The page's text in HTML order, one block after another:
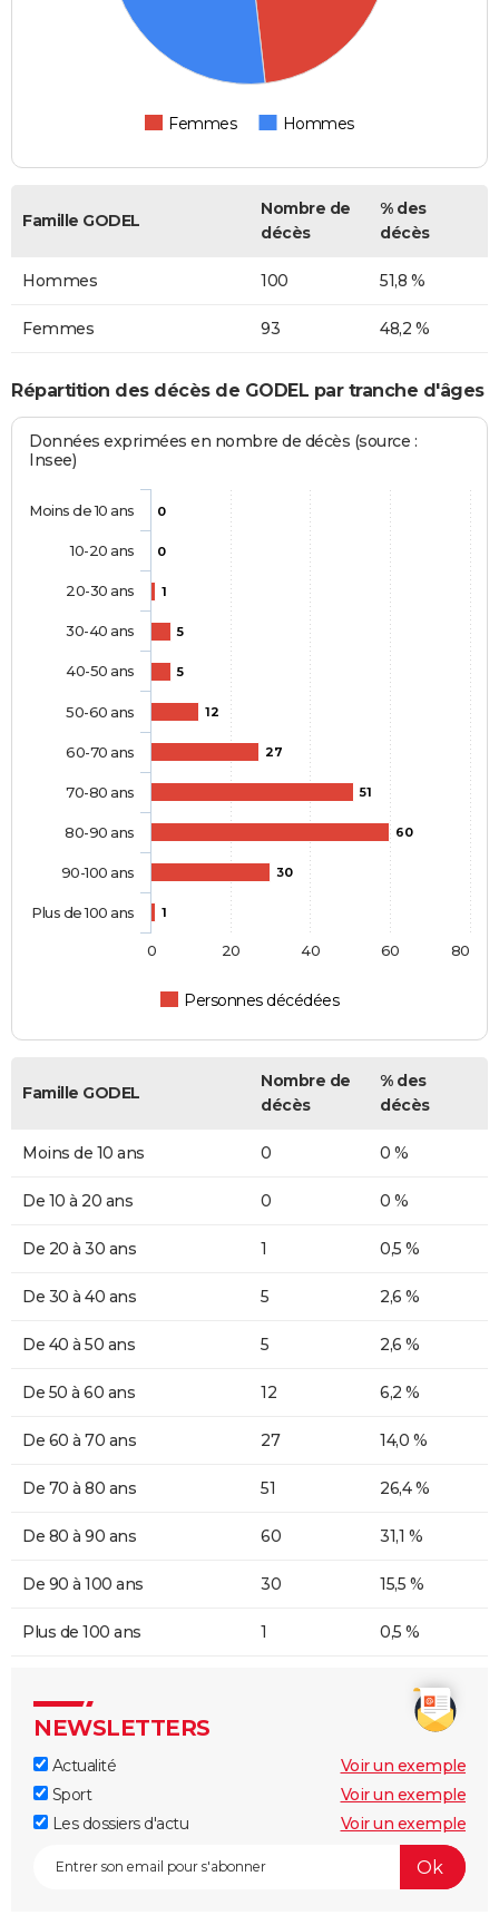
Femmes Hommes
Famille GODEL
Nombre de
décès
% des
décès
Hommes 100 51,8 %
Femmes 93 48,2 %
Répartition des décès de GODEL par tranche d'âges
Données exprimées en nombre de décès (source :
Insee)
0
0
1
5
5
12
27
51
60
30
1
Personnes décédées
Moins de 10 ans
10-20 ans
20-30 ans
30-40 ans
40-50 ans
50-60 ans
60-70 ans
70-80 ans
80-90 ans
90-100 ans
Plus de 100 ans
0 20 40 60 80
Famille GODEL
Nombre de
décès
% des
décès
Moins de 10 ans 0 0 %
De 10 à 20 ans 0 0 %
De 20 à 30 ans 1 0,5 %
De 30 à 40 ans 5 2,6 %
De 40 à 50 ans 5 2,6 %
De 50 à 60 ans 12 6,2 %
De 60 à 70 ans 27 14,0 %
De 70 à 80 ans 51 26,4 %
De 80 à 90 ans 60 31,1 %
De 90 à 100 ans 30 15,5 %
Plus de 100 ans 1 0,5 %
NEWSLETTERS
Actualité
Voir un exemple
Sport
Voir un exemple
Les dossiers d'actu
Voir un exemple